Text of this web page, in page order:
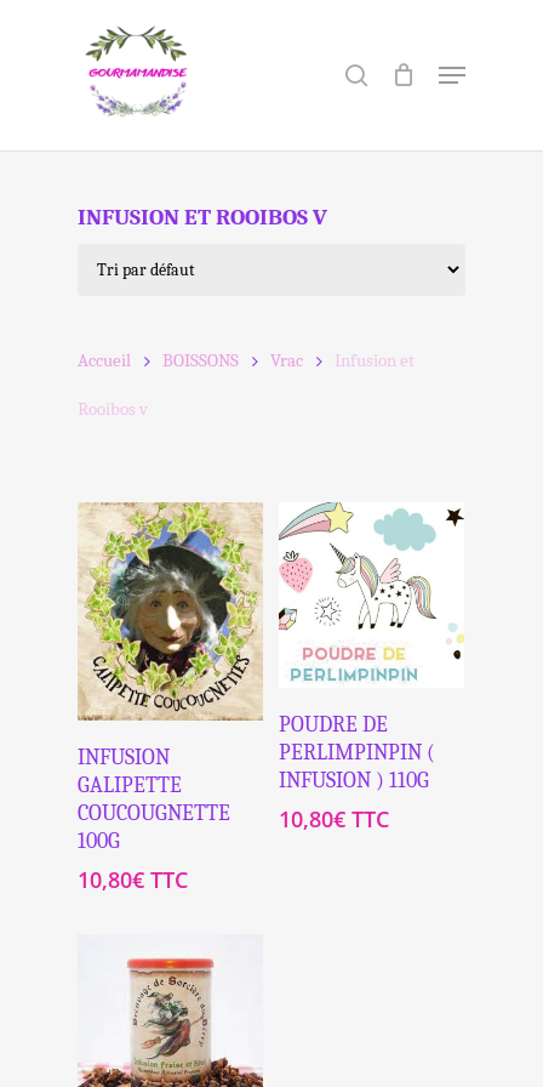
Menu
INFUSION ET ROOIBOS V
Accueil BOISSONS Vrac Infusion et
Rooibos v
Ajouter Au
Panier
INFUSION
GALIPETTE
COUCOUGNETTE
100G
10,80€ TTC
Ajouter Au
Panier
POUDRE DE
PERLIMPINPIN (
INFUSION ) 110G
10,80€ TTC